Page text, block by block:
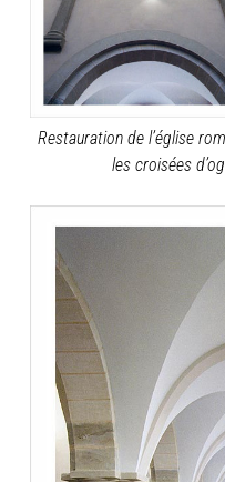
Restauration de l’église
les croisées